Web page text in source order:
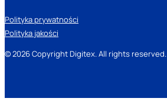
© 2026 Copyright Digitex. All rights reserved.
Polityka prywatności
Polityka jakości